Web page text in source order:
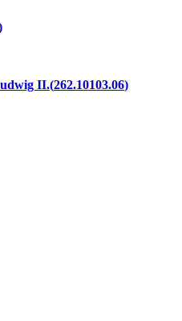
II. 262.10103.06